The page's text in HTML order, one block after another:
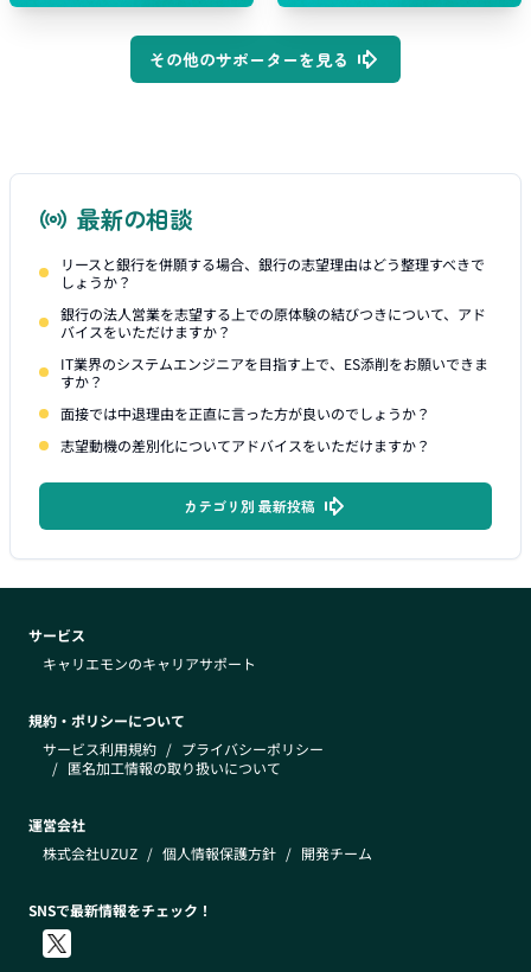
その他のサポーターを見る
最新の相談
リースと銀行を併願する場合、銀行の志望理由はどう整理すべきで
しょうか？
銀行の法人営業を志望する上での原体験の結びつきについて、アド
バイスをいただけますか？
IT業界のシステムエンジニアを目指す上で、ES添削をお願いできま
すか？
面接では中退理由を正直に言った方が良いのでしょうか？
志望動機の差別化についてアドバイスをいただけますか？
カテゴリ別 最新投稿
サービス
キャリエモンのキャリアサポート
規約・ポリシーについて
サービス利用規約 / プライバシーポリシー
/ 匿名加工情報の取り扱いについて
運営会社
株式会社UZUZ / 個人情報保護方針 / 開発チーム
SNSで最新情報をチェック！